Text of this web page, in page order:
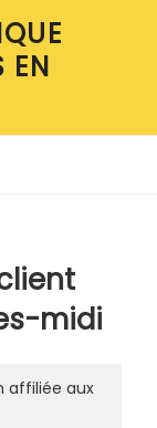
EN
midi
affiliée aux